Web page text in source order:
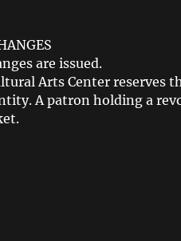
are issued.
Arts Center reserves
A patron holding a